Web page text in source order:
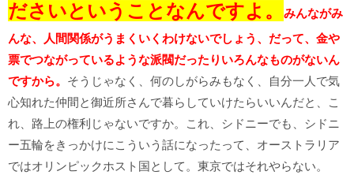
ださいということなんですよ。
みんながみ
んな、人間関係がうまくいくわけないでしょう、だって、金や
票でつながっているような派閥だったりいろんなものがないん
ですから。 そうじゃなく、何のしがらみもなく、自分一人で気
心知れた仲間と御近所さんで暮らしていけたらいいんだと、こ
れ、路上の権利じゃないですか。これ、シドニーでも、シドニ
ー五輪をきっかけにこういう話になったって、オーストラリア
ではオリンピックホスト国として。東京ではそれやらない。